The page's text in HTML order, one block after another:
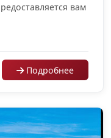
вам
Подробнее